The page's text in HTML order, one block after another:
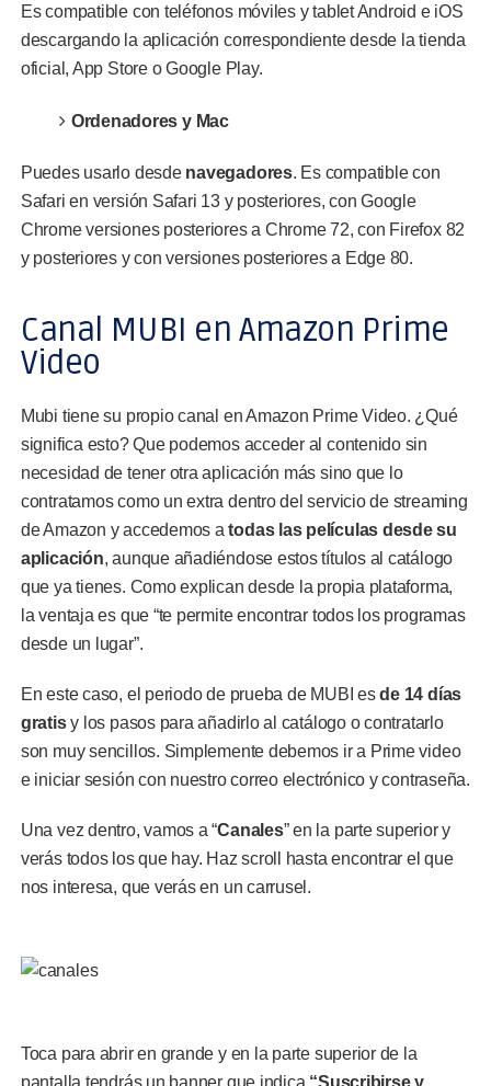
Es compatible con teléfonos móviles y tablet Android e iOS
descargando la aplicación correspondiente desde la tienda
oficial, App Store o Google Play.
Ordenadores y Mac
Puedes usarlo desde navegadores. Es compatible con
Safari en versión Safari 13 y posteriores, con Google
Chrome versiones posteriores a Chrome 72, con Firefox 82
y posteriores y con versiones posteriores a Edge 80.
Canal MUBI en Amazon Prime
Video
Mubi tiene su propio canal en Amazon Prime Video. ¿Qué
significa esto? Que podemos acceder al contenido sin
necesidad de tener otra aplicación más sino que lo
contratamos como un extra dentro del servicio de streaming
de Amazon y accedemos atodas las películas desde su
aplicación, aunque añadiéndose estos títulos al catálogo
que ya tienes. Como explican desde la propia plataforma,
la ventaja es que “te permite encontrar todos los programas
desde un lugar”.
En este caso, el periodo de prueba de MUBI esde 14 días
gratisy los pasos para añadirlo al catálogo o contratarlo
son muy sencillos. Simplemente debemos ir a Prime video
e iniciar sesión con nuestro correo electrónico y contraseña.
Una vez dentro, vamos a “Canales” en la parte superior y
verás todos los que hay. Haz scroll hasta encontrar el que
nos interesa, que verás en un carrusel.
Toca para abrir en grande y en la parte superior de la
pantalla tendrás un banner que indica “Suscribirse y